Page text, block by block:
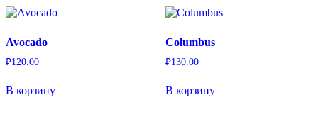
Avocado
₽120.00
В корзину
Columbus
₽130.00
В корзину